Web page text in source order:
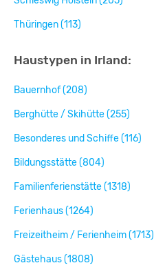
Thüringen (113)
Haustypen in Irland:
Bauernhof (208)
Berghütte / Skihütte (255)
Besonderes und Schiffe (116)
Bildungsstätte (804)
Familienferienstätte (1318)
Ferienhaus (1264)
Freizeitheim / Ferienheim (1713)
Gästehaus (1808)